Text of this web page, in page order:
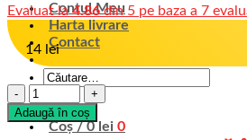
Contul Meu
Harta livrare
Contact
Coș /0 lei 0
Evaluat la4.86din 5 pe baza a 7
14 lei
Cantitate
Adaugă în coș